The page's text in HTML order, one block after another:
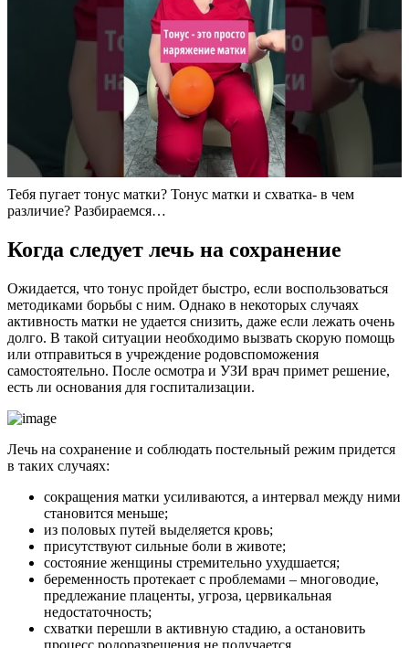
Тебя пугает тонус матки? Тонус матки и схватка- в чем
различие? Разбираемся…
Когда следует лечь на сохранение
Ожидается, что тонус пройдет быстро, если воспользоваться
методиками борьбы с ним. Однако в некоторых случаях
активность матки не удается снизить, даже если лежать очень
долго. В такой ситуации необходимо вызвать скорую помощь
или отправиться в учреждение родовспоможения
самостоятельно. После осмотра и УЗИ врач примет решение,
есть ли основания для госпитализации.
Лечь на сохранение и соблюдать постельный режим придется
в таких случаях:
сокращения матки усиливаются, а интервал между ними
становится меньше;
из половых путей выделяется кровь;
присутствуют сильные боли в животе;
состояние женщины стремительно ухудшается;
беременность протекает с проблемами – многоводие,
предлежание плаценты, угроза, цервикальная
недостаточность;
схватки перешли в активную стадию, а остановить
процесс родоразрешения не получается.